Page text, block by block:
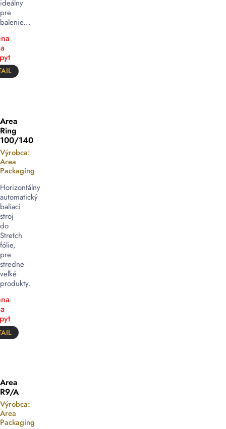
ideálny
pre
balenie...
Area
Ring
100/140
Výrobca:
Area
Packaging
Horizontálny
automatický
baliaci
stroj
do
Stretch
fólie,
pre
stredne
veľké
produkty.
Area
R9/A
Výrobca:
Area
Packaging